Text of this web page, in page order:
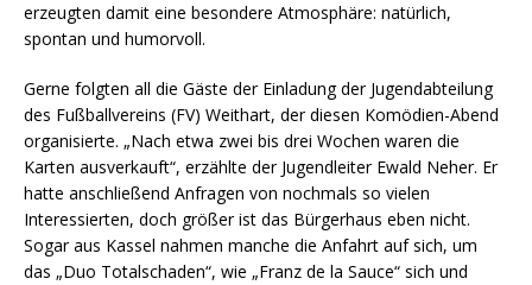
erzeugten damit eine besondere Atmosphäre: natürlich,
spontan und humorvoll.
Gerne folgten all die Gäste der Einladung der Jugendabteilung
des Fußballvereins (FV) Weithart, der diesen Komödien-Abend
organisierte. „Nach etwa zwei bis drei Wochen waren die
Karten ausverkauft“, erzählte der Jugendleiter Ewald Neher. Er
hatte anschließend Anfragen von nochmals so vielen
Interessierten, doch größer ist das Bürgerhaus eben nicht.
Sogar aus Kassel nahmen manche die Anfahrt auf sich, um
das „Duo Totalschaden“, wie „Franz de la Sauce“ sich und